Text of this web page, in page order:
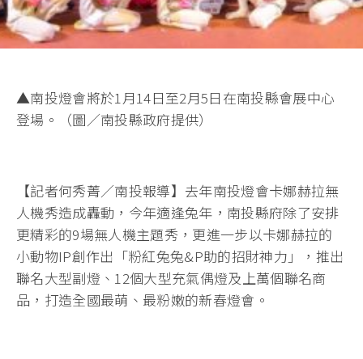
▲南投燈會將於1月14日至2月5日在南投縣會展中心
登場。（圖／南投縣政府提供）
【記者何秀菁／南投報導】去年南投燈會卡娜赫拉無
人機秀造成轟動，今年適逢兔年，南投縣府除了安排
更精彩的9場無人機主題秀，更進一步以卡娜赫拉的
小動物IP創作出「粉紅兔兔&P助的招財神力」，推出
聯名大型副燈、12個大型充氣偶燈及上萬個聯名商
品，打造全國最萌、最粉嫩的新春燈會。